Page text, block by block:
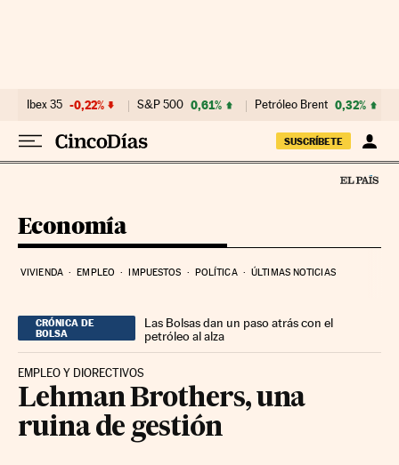
Ibex 35 -0,22% S&P 500 0,61% Petróleo Brent 0,32%
SUSCRÍBETE
Economía
VIVIENDA EMPLEO IMPUESTOS POLÍTICA ÚLTIMAS NOTICIAS
CRÓNICA DE
BOLSA
Las Bolsas dan un paso atrás con el
petróleo al alza
EMPLEO Y DIORECTIVOS
Lehman Brothers, una
ruina de gestión